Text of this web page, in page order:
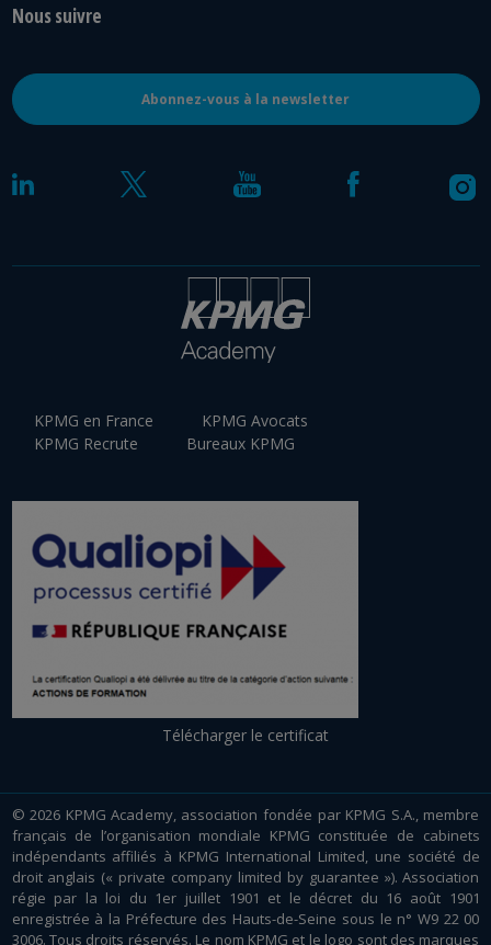
Nous suivre
Abonnez-vous à la newsletter
KPMG en France
KPMG Avocats
KPMG Recrute
Bureaux KPMG
Télécharger le certificat
© 2026 KPMG Academy, association fondée par KPMG S.A., membre
français de l’organisation mondiale KPMG constituée de cabinets
indépendants affiliés à KPMG International Limited, une société de
droit anglais (« private company limited by guarantee »). Association
régie par la loi du 1er juillet 1901 et le décret du 16 août 1901
enregistrée à la Préfecture des Hauts-de-Seine sous le n° W9 22 00
3006. Tous droits réservés. Le nom KPMG et le logo sont des marques